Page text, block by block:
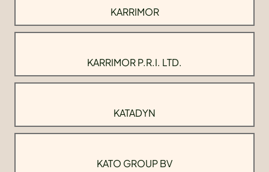
KARRIMOR
KARRIMOR P.R.I. LTD.
KATADYN
KATO GROUP BV